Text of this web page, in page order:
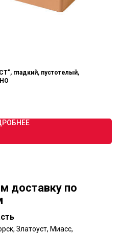
гладкий, пустотелый,
доставку по
Златоуст, Миасс,